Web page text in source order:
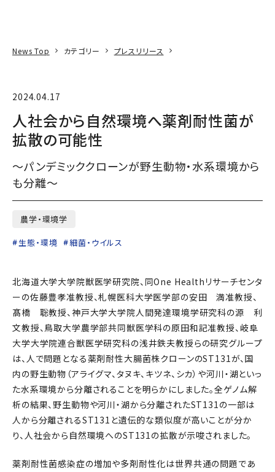
News Top カテゴリー プレスリリース
2024.04.17
人社会から自然環境へ薬剤耐性菌が
拡散の可能性
～パンデミッククローンが野生動物・水系環境から
も分離～
農学・環境学
生態・環境
細菌・ウイルス
北海道大学大学院獣医学研究院、同One Healthリサーチセンタ
ーの佐藤豊孝准教授、札幌医科大学医学部の安田 満准教授、
髙橋 聡教授、神戸大学大学院人間発達環境学研究科の源 利
文教授、鳥取大学農学部共同獣医学科の原田和記准教授、岐阜
大学大学院連合獣医学研究科の浅井鉄夫教授らの研究グループ
は、人で問題となる薬剤耐性大腸菌株クローンのST131が、国
内の野生動物（アライグマ、タヌキ、キツネ、シカ）や河川・湖といっ
た水系環境から分離されることを明らかにしました。全ゲノム解
析の結果、野生動物や河川・湖から分離されたST131の一部は
人から分離されるST131と遺伝的な類似度が高いことが分か
り、人社会から自然環境へのST131の拡散が示唆されました。
薬剤耐性菌感染症の増加や多剤耐性化は世界共通の問題であ